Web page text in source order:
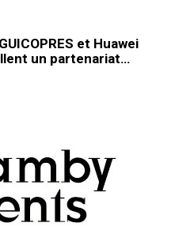
et Huawei
un partenariat…